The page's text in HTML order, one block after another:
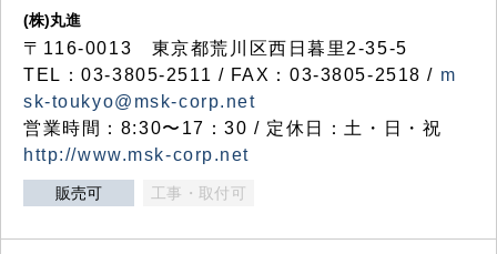
(株)丸進
〒116-0013 東京都荒川区西日暮里2-35-5
TEL：03-3805-2511 / FAX：03-3805-2518 / m
sk-toukyo@msk-corp.net
営業時間：8:30〜17：30 / 定休日：土・日・祝
http://www.msk-corp.net
販売可 工事・取付可